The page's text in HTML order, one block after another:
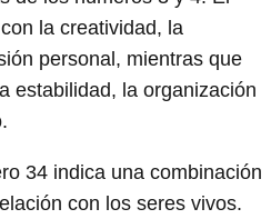
la creatividad, la
personal, mientras que
estabilidad, la organización
34 indica una combinación
con los seres vivos.